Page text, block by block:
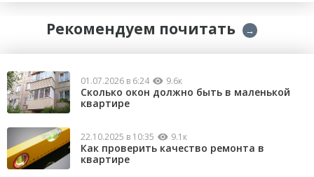
Рекомендуем почитать →
01.07.2026 в 6:24 9.6к
Сколько окон должно быть в маленькой
квартире
22.10.2025 в 10:35 9.1к
Как проверить качество ремонта в
квартире